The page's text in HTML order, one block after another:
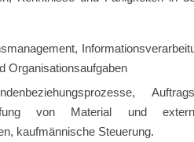
Organisationsaufgaben
von Material und
kaufmännische Steuerung.